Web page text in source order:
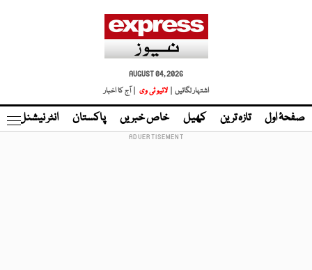
AUGUST 04, 2026
اشتہار لگائیں |
لائیو ٹی وی | آج کا اخبار
صفحۂ اول تازہ ترین کھیل خاص خبریں پاکستان انٹر نیشنل